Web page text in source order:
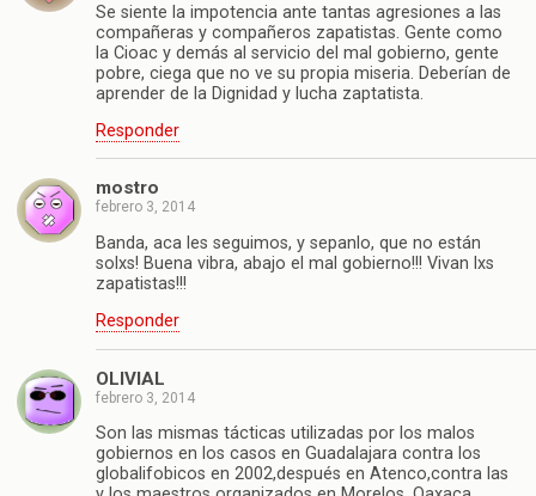
Se siente la impotencia ante tantas agresiones a las
compañeras y compañeros zapatistas. Gente como
la Cioac y demás al servicio del mal gobierno, gente
pobre, ciega que no ve su propia miseria. Deberían de
aprender de la Dignidad y lucha zaptatista.
Responder
mostro
febrero 3, 2014
Banda, aca les seguimos, y sepanlo, que no están
solxs! Buena vibra, abajo el mal gobierno!!! Vivan lxs
zapatistas!!!
Responder
OLIVIAL
febrero 3, 2014
Son las mismas tácticas utilizadas por los malos
gobiernos en los casos en Guadalajara contra los
globalifobicos en 2002,después en Atenco,contra las